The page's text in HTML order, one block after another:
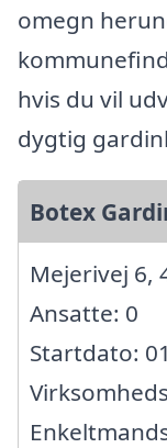
omegn
hvis du vil
dygtig
Botex
Mejerivej 6,
Ansatte: 0
Startdato: